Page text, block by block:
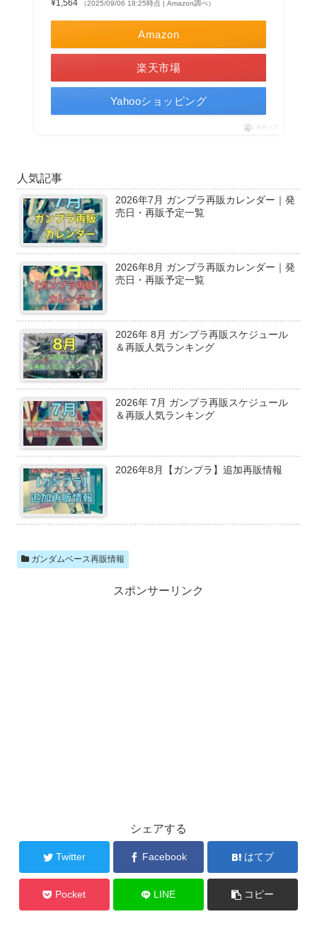
¥1,564 （2025/09/06 18:25時点 | Amazon調べ）
Amazon
楽天市場
Yahooショッピング
ポチップ
人気記事
2026年7月 ガンプラ再販カレンダー｜発
売日・再販予定一覧
2026年8月 ガンプラ再販カレンダー｜発
売日・再販予定一覧
2026年 8月 ガンプラ再販スケジュール
＆再販人気ランキング
2026年 7月 ガンプラ再販スケジュール
＆再販人気ランキング
2026年8月【ガンプラ】追加再販情報
ガンダムベース再販情報
スポンサーリンク
シェアする
Twitter Facebook はてブ
Pocket LINE コピー